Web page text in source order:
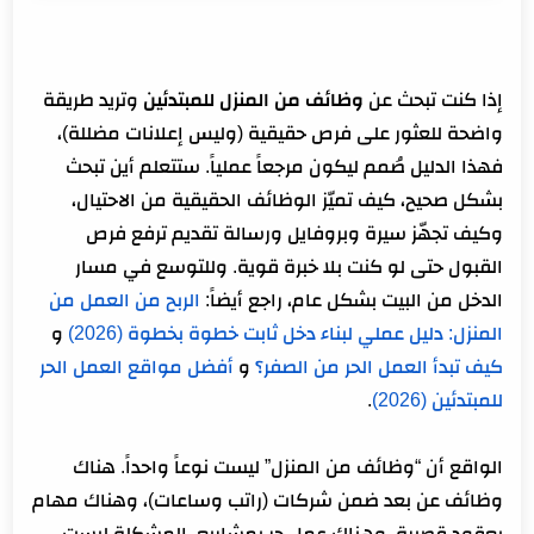
يقبل مبتدئاً فعلاً؟
وظائف من المنزل للمبتدئين: أين تجدها بأمان؟ (قنوات
موثوقة + طريقة بحث ذكية)
وظائف من المنزل للمبتدئين: جدول مقارنة لأفضل أماكن
العثور على وظائف عن بعد
وظائف من المنزل للمبتدئين: كيف تتجنب الاحتيال؟ (قائمة
إشارات خطر + قواعد حماية)
للتحقق من أي إعلان وظيفة
بخطوة
1- تحديد نوع وظائف من المنزل للمبتدئين التي تناسبك خلال
إذا كنت تبحث عن وظائف من المنزل للمبتدئين وتريد طريقة
واضحة للعثور على فرص حقيقية (وليس إعلانات مضللة)،
فهذا الدليل صُمم ليكون مرجعاً عملياً. ستتعلم أين تبحث
بشكل صحيح، كيف تميّز الوظائف الحقيقية من الاحتيال،
وكيف تجهّز سيرة وبروفايل ورسالة تقديم ترفع فرص
القبول حتى لو كنت بلا خبرة قوية. وللتوسع في مسار
الدخل من البيت بشكل عام، راجع أيضاً: الربح من العمل من
المنزل: دليل عملي لبناء دخل ثابت خطوة بخطوة (2026)
و
كيف تبدأ العمل الحر من الصفر؟ و أفضل مواقع العمل الحر
للمبتدئين (2026)
.
الواقع أن “وظائف من المنزل” ليست نوعاً واحداً. هناك
وظائف عن بعد ضمن شركات (راتب وساعات)، وهناك مهام